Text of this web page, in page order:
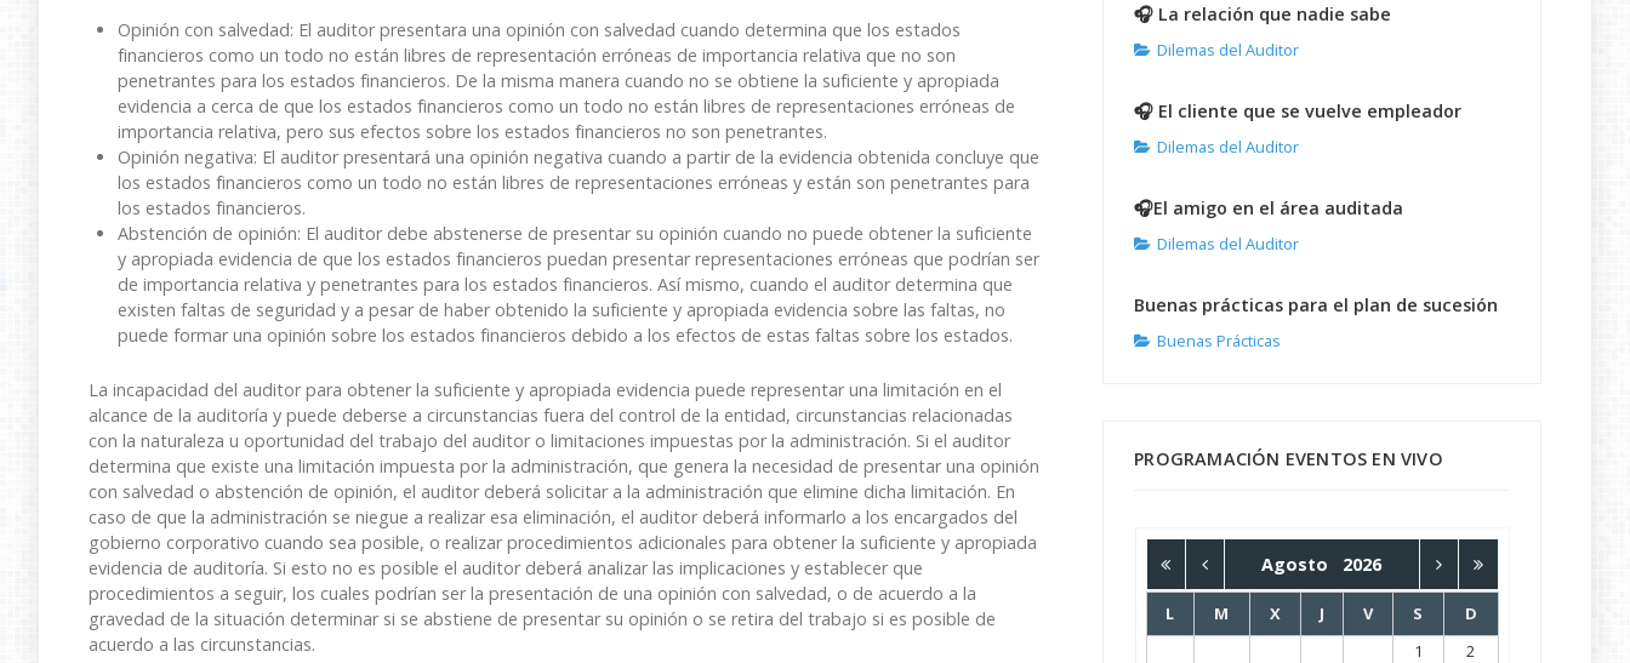
Opinión con salvedad: El auditor presentara una opinión con salvedad cuando determina que los estados
financieros como un todo no están libres de representación erróneas de importancia relativa que no son
penetrantes para los estados financieros. De la misma manera cuando no se obtiene la suficiente y apropiada
evidencia a cerca de que los estados financieros como un todo no están libres de representaciones erróneas de
importancia relativa, pero sus efectos sobre los estados financieros no son penetrantes.
Opinión negativa: El auditor presentará una opinión negativa cuando a partir de la evidencia obtenida concluye que
los estados financieros como un todo no están libres de representaciones erróneas y están son penetrantes para
los estados financieros.
Abstención de opinión: El auditor debe abstenerse de presentar su opinión cuando no puede obtener la suficiente
y apropiada evidencia de que los estados financieros puedan presentar representaciones erróneas que podrían ser
de importancia relativa y penetrantes para los estados financieros. Así mismo, cuando el auditor determina que
existen faltas de seguridad y a pesar de haber obtenido la suficiente y apropiada evidencia sobre las faltas, no
puede formar una opinión sobre los estados financieros debido a los efectos de estas faltas sobre los estados.
La incapacidad del auditor para obtener la suficiente y apropiada evidencia puede representar una limitación en el
alcance de la auditoría y puede deberse a circunstancias fuera del control de la entidad, circunstancias relacionadas
con la naturaleza u oportunidad del trabajo del auditor o limitaciones impuestas por la administración. Si el auditor
determina que existe una limitación impuesta por la administración, que genera la necesidad de presentar una opinión
con salvedad o abstención de opinión, el auditor deberá solicitar a la administración que elimine dicha limitación. En
caso de que la administración se niegue a realizar esa eliminación, el auditor deberá informarlo a los encargados del
gobierno corporativo cuando sea posible, o realizar procedimientos adicionales para obtener la suficiente y apropiada
evidencia de auditoría. Si esto no es posible el auditor deberá analizar las implicaciones y establecer que
procedimientos a seguir, los cuales podrían ser la presentación de una opinión con salvedad, o de acuerdo a la
gravedad de la situación determinar si se abstiene de presentar su opinión o se retira del trabajo si es posible de
acuerdo a las circunstancias.
🎧 La relación que nadie sabe
Dilemas del Auditor
🎧 El cliente que se vuelve empleador
Dilemas del Auditor
🎧El amigo en el área auditada
Dilemas del Auditor
Buenas prácticas para el plan de sucesión
Buenas Prácticas
PROGRAMACIÓN EVENTOS EN VIVO
Agosto 2026
L M X J V S
D
1
2